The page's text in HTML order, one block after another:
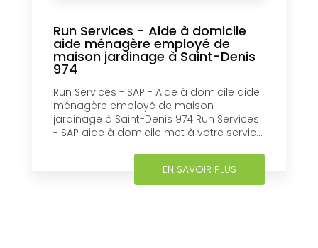
Run Services - Aide à domicile
aide ménagère employé de
maison jardinage à Saint-Denis
974
Run Services - SAP - Aide à domicile aide
ménagère employé de maison
jardinage à Saint-Denis 974 Run Services
- SAP aide à domicile met à votre servic...
EN SAVOIR PLUS